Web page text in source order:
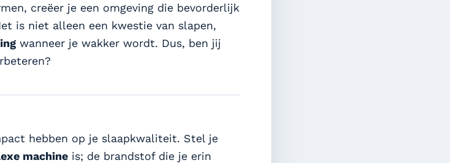
creëer je een omgeving die bevorderlijk
is niet alleen een kwestie van slapen,
wanneer je wakker wordt. Dus, ben jij
hebben op je slaapkwaliteit. Stel je
machine is; de brandstof die je erin